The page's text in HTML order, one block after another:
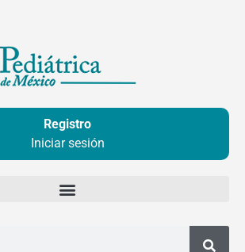
Registro
Iniciar sesión